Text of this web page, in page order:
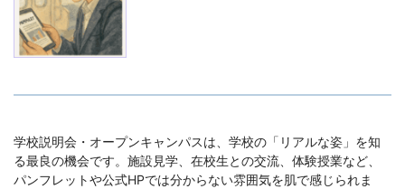
学校説明会・オープンキャンパスは、学校の「リアルな姿」を知
る最良の機会です。施設見学、在校生との交流、体験授業など、
パンフレットや公式HPでは分からない雰囲気を肌で感じられま